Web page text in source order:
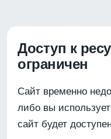
Доступ к
ограничен
Сайт временно
либо вы
сайт будет